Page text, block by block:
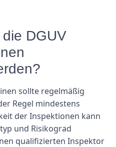
DGUV
sollte regelmäßig
Regel mindestens
der Inspektionen kann
und Risikograd
qualifizierten Inspektor